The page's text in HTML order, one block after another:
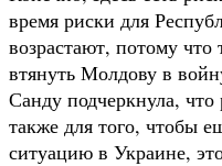
время риски для
возрастают, потому
втянуть Молдову в
Санду подчеркнула, что
также для того, чтобы
ситуацию в Украине,